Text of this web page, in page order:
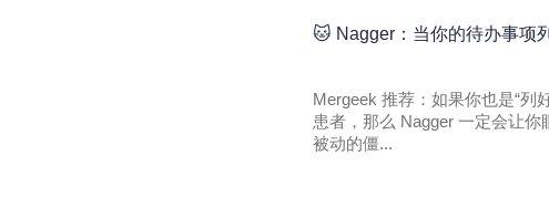
🐱 Nagger：当你的待办事项
Mergeek 推荐：如果你也是“列
患者，那么 Nagger 一定会让
被动的僵...